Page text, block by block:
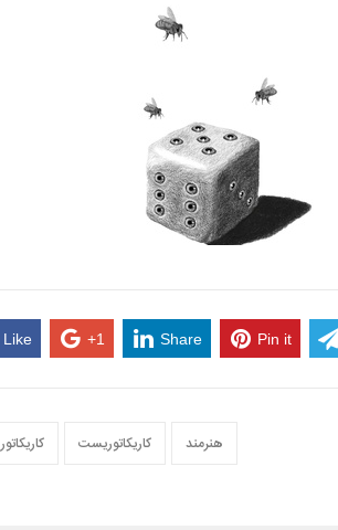
Like +1 Share Pin it
کاریکاتور کاریکاتوریست هنرمند